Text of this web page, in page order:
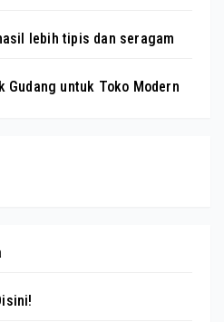
lebih tipis dan seragam
Gudang untuk Toko Modern